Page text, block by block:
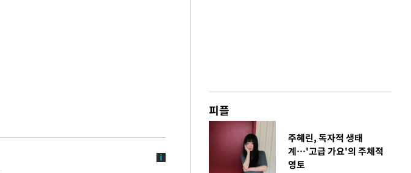
피플
주혜린, 독자적 생태
계…'고급 가요'의 주체적
영토